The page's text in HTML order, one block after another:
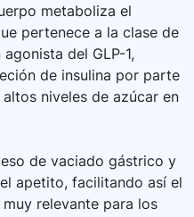
metaboliza el
pertenece a la clase de
del GLP-1,
de insulina por parte
niveles de azúcar en
de vaciado gástrico y
apetito, facilitando así el
relevante para los